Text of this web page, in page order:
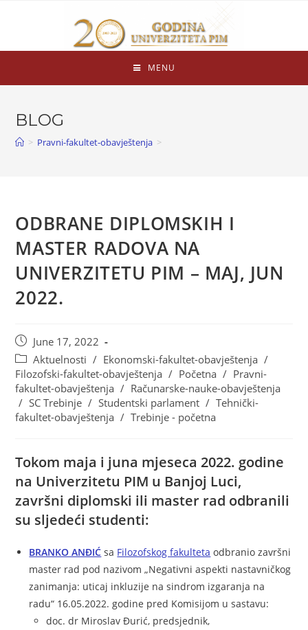
MENU
BLOG
> Pravni-fakultet-obavještenja >
ODBRANE DIPLOMSKIH I
MASTER RADOVA NA
UNIVERZITETU PIM – MAJ, JUN
2022.
June 17, 2022
Aktuelnosti / Ekonomski-fakultet-obavještenja /
Filozofski-fakultet-obavještenja / Početna / Pravni-
fakultet-obavještenja / Računarske-nauke-obavještenja
/ SC Trebinje / Studentski parlament / Tehnički-
fakultet-obavještenja / Trebinje - početna
Tokom maja i juna mjeseca 2022. godine
na Univerzitetu PIM u Banjoj Luci,
završni diplomski ili master rad odbranili
su sljedeći studenti:
BRANKO ANĐIĆ sa Filozofskog fakulteta odbranio završni
master rad pod nazivom „Negativni aspekti nastavničkog
zanimanja: uticaj inkluzije na sindrom izgaranja na
radu“ 16.05.2022. godine pred Komisijom u sastavu:
doc. dr Miroslav Đurić, predsjednik,